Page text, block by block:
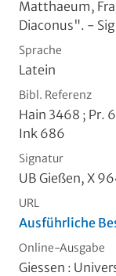
Matthaeum,
Diaconus". -
Sprache
Latein
Bibl. Referenz
Hain 3468 ; Pr.
Ink 686
Signatur
UB Gießen, X
URL
Ausführliche
Online-Ausgabe
Giessen :